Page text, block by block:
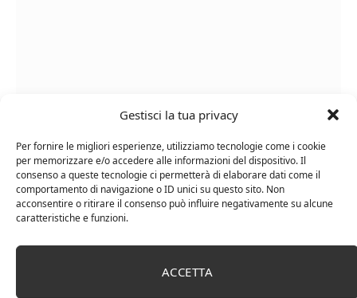
Gestisci la tua privacy
Per fornire le migliori esperienze, utilizziamo tecnologie come i cookie
per memorizzare e/o accedere alle informazioni del dispositivo. Il
consenso a queste tecnologie ci permetterà di elaborare dati come il
comportamento di navigazione o ID unici su questo sito. Non
acconsentire o ritirare il consenso può influire negativamente su alcune
caratteristiche e funzioni.
ACCETTA
Le Casematte – Faro (box 6 x 0,75l) Mr. Vino Rosso